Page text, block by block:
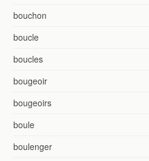
bouchon
boucle
boucles
bougeoir
bougeoirs
boule
boulenger